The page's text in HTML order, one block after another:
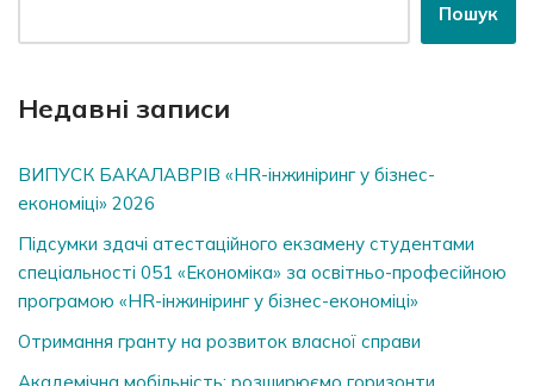
Пошук
Недавні записи
ВИПУСК БАКАЛАВРІВ «HR-інжиніринг у бізнес-
економіці» 2026
Підсумки здачі атестаційного екзамену студентами
спеціальності 051 «Економіка» за освітньо-професійною
програмою «HR-інжиніринг у бізнес-економіці»
Отримання гранту на розвиток власної справи